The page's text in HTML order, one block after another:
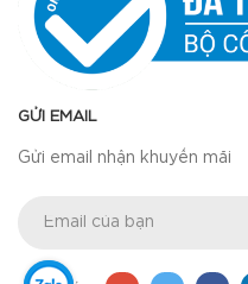
GỬI EMAIL
Gửi email nhận khuyến mãi